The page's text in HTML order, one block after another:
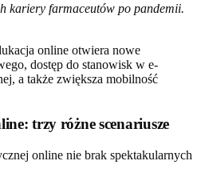
kariery farmaceutów po pandemii.
online otwiera nowe
dostęp do stanowisk w e-
a także zwiększa mobilność
trzy różne scenariusze
online nie brak spektakularnych